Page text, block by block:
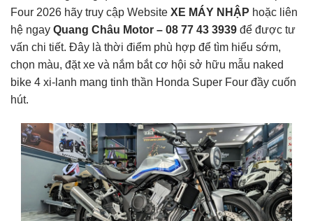
Four 2026 hãy truy cập Website XE MÁY NHẬP hoặc liên
hệ ngay Quang Châu Motor – 08 77 43 3939 để được tư
vấn chi tiết. Đây là thời điểm phù hợp để tìm hiểu sớm,
chọn màu, đặt xe và nắm bắt cơ hội sở hữu mẫu naked
bike 4 xi-lanh mang tinh thần Honda Super Four đầy cuốn
hút.